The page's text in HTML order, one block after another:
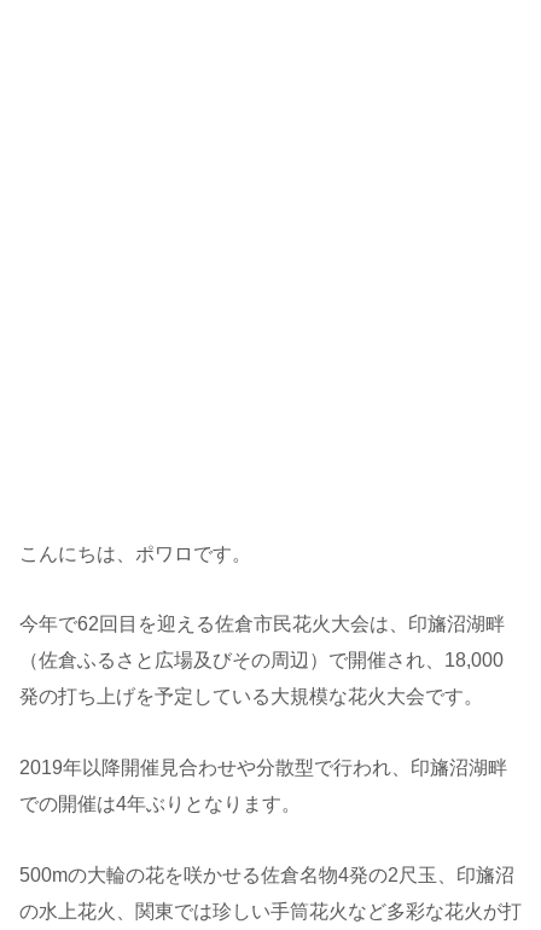
こんにちは、ポワロです。
今年で62回目を迎える佐倉市民花火大会は、印旛沼湖畔
（佐倉ふるさと広場及びその周辺）で開催され、18,000
発の打ち上げを予定している大規模な花火大会です。
2019年以降開催見合わせや分散型で行われ、印旛沼湖畔
での開催は4年ぶりとなります。
500mの大輪の花を咲かせる佐倉名物4発の2尺玉、印旛沼
の水上花火、関東では珍しい手筒花火など多彩な花火が打